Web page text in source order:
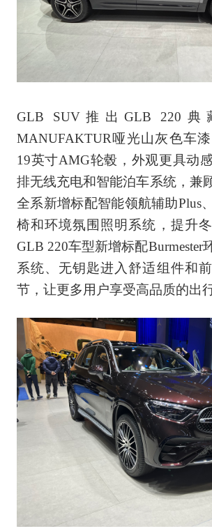
GLB SUV推出GLB 220
MANUFAKTUR哑光山灰色车
19英寸AMG轮毂，外观更具动
排无线充电和智能泊车系统，兼
全系新增标配智能领航辅助Plus
椅和环境氛围照明系统，提升冬
GLB 220车型新增标配Burmester
系统、无钥匙进入舒适组件和
节，让更多用户享受高品质的出